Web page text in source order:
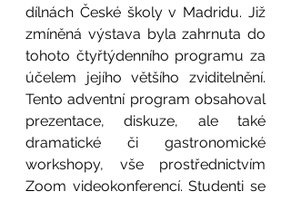
dílnách České školy v Madridu. Již
zmíněná výstava byla zahrnuta do
tohoto čtyřtýdenního programu za
účelem jejího většího zviditelnění.
Tento adventní program obsahoval
prezentace, diskuze, ale také
dramatické či gastronomické
workshopy, vše prostřednictvím
Zoom videokonferencí. Studenti se